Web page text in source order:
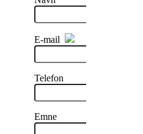
E-mail
Telefon
Emne